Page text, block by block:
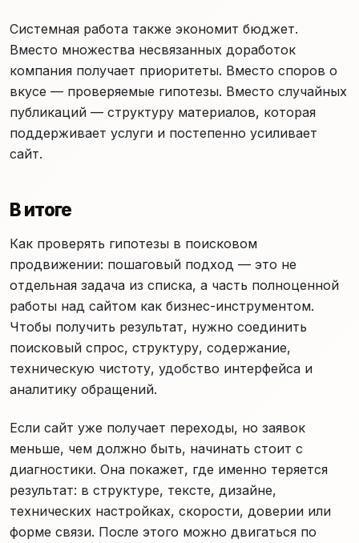
Системная работа также экономит бюджет.
Вместо множества несвязанных доработок
компания получает приоритеты. Вместо споров о
вкусе — проверяемые гипотезы. Вместо случайных
публикаций — структуру материалов, которая
поддерживает услуги и постепенно усиливает
сайт.
В итоге
Как проверять гипотезы в поисковом
продвижении: пошаговый подход — это не
отдельная задача из списка, а часть полноценной
работы над сайтом как бизнес-инструментом.
Чтобы получить результат, нужно соединить
поисковый спрос, структуру, содержание,
техническую чистоту, удобство интерфейса и
аналитику обращений.
Если сайт уже получает переходы, но заявок
меньше, чем должно быть, начинать стоит с
диагностики. Она покажет, где именно теряется
результат: в структуре, тексте, дизайне,
технических настройках, скорости, доверии или
форме связи. После этого можно двигаться по